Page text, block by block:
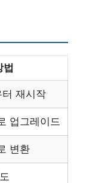
법
재시작
업그레이드
변환